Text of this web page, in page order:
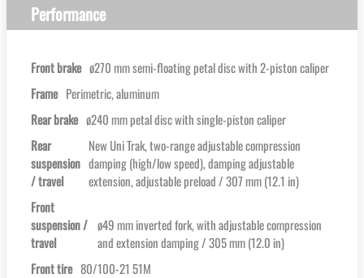
Performance
Front brake ø270 mm semi-floating petal disc with 2-piston caliper
Frame Perimetric, aluminum
Rear brake ø240 mm petal disc with single-piston caliper
Rear
suspension
/ travel
New Uni Trak, two-range adjustable compression
damping (high/low speed), damping adjustable
extension, adjustable preload / 307 mm (12.1 in)
Front
suspension /
travel
ø49 mm inverted fork, with adjustable compression
and extension damping / 305 mm (12.0 in)
Front tire 80/100-21 51M